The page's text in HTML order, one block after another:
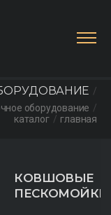
главная
каталог
оборудование
КОВШОВЫЕ
ПЕСКОМОЙКИ